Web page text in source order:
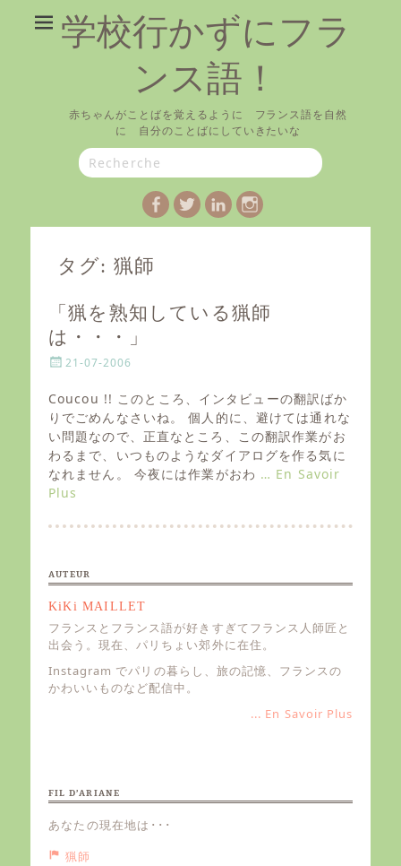
学校行かずにフラ
ンス語！
赤ちゃんがことばを覚えるように フランス語を自然
に 自分のことばにしていきたいな
Search
for:
Facebook
TwitterLinkedIn
Instagram
タグ: 猟師
「猟を熟知している猟師
は・・・」
P
s
t
e
d
o
n
21-07-2006
Coucou !! このところ、インタビューの翻訳ばか
りでごめんなさいね。 個人的に、避けては通れな
い問題なので、正直なところ、この翻訳作業がお
わるまで、いつものようなダイアログを作る気に
なれません。 今夜には作業がおわ … En Savoir
Plus
AUTEUR
KiKi MAILLET
フランスとフランス語が好きすぎてフランス人師匠と
出会う。現在、パリちょい郊外に在住。
Instagram でパリの暮らし、旅の記憶、フランスの
かわいいものなど配信中。
... En Savoir Plus
FIL D’ARIANE
あなたの現在地は･･･
猟師